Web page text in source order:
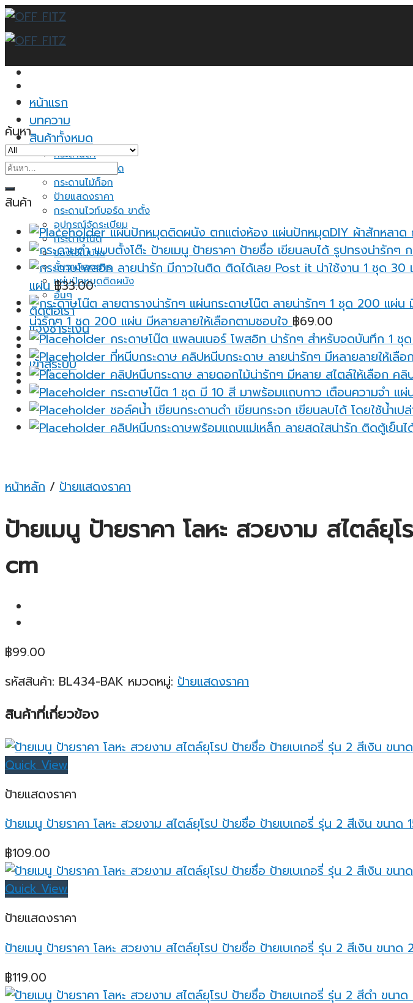
Skip
to
content
หน้าแรก
บทความ
สินค้าทั้งหมด
กระดานดำ
กระดานไวท์บอร์ด
กระดานไม้ก็อก
ป้ายแสดงราคา
กระดานไวท์บอร์ด ขาตั้ง
อุปกรณ์จัดระเบียบ
กระดาษโน้ต
ของใช้ในบ้าน
ชั้นวางเอกสาร
แผ่นปักหมุดติดผนัง
อื่นๆ
ติดต่อเรา
แจ้งชำระเงิน
เข้าสู่ระบบ
ค้นหา
ค้นหา:
สินค้า
แผ่นปักหมุดติดผนัง ตกแต่งห้อง แผ่นปักหมุดDIY ผ้าสักหลาด
แผ่น ฿33.00
น่ารักๆ 1 ชุด 200 แผ่น มีหลายลายให้เลือกตามชอบใจ ฿69.00
กระดาษโน๊ต แพลนเนอร์ โพสอิท น่ารักๆ สำหรับจดบันทึก 1 ชุ
ที่หนีบกระดาษ คลิปหนีบกระดาษ ลายน่ารักๆ มีหลายลายให้เลือ
คลิปหนีบกระดาษ ลายดอกไม้น่ารักๆ มีหลาย สไตล์ให้เลือก คลิ
กระดาษโน๊ต 1 ชุด มี 10 สี มาพร้อมแถบกาว เตือนความจํา
ชอล์คน้ำ เขียนกระดานดำ เขียนกระจก เขียนลบได้ โดยใช้น้ำเปล่
คลิปหนีบกระดาษพร้อมแถบแม่เหล็ก ลายสดใสน่ารัก ติดตู้เย็น
หน้าหลัก / ป้ายแสดงราคา
ป้ายเมนู ป้ายราคา โลหะ สวยงาม สไตล์
cm
฿99.00
รหัสสินค้า: BL434-BAK หมวดหมู่: ป้ายแสดงราคา
สินค้าที่เกี่ยวข้อง
Quick View
ป้ายแสดงราคา
ป้ายเมนู ป้ายราคา โลหะ สวยงาม สไตล์ยุโรป ป้ายชื่อ ป้ายเบเกอรี่ รุ่น 2 สีเงิน ขนา
฿109.00
Quick View
ป้ายแสดงราคา
ป้ายเมนู ป้ายราคา โลหะ สวยงาม สไตล์ยุโรป ป้ายชื่อ ป้ายเบเกอรี่ รุ่น 2 สีเงิน ขนา
฿119.00